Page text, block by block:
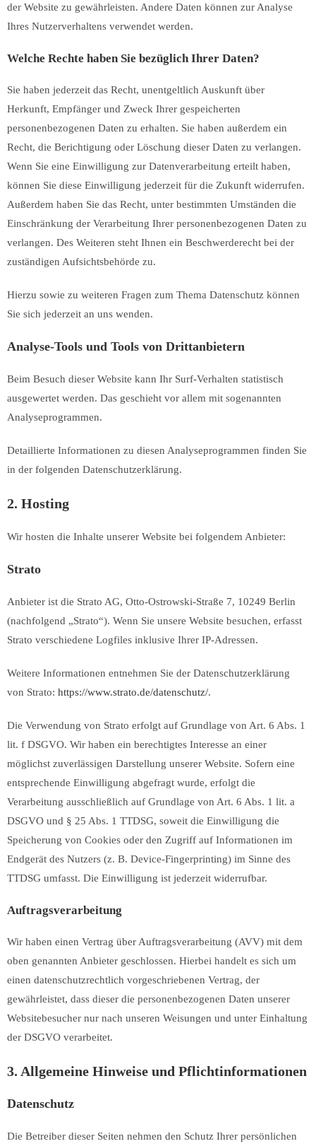
der Website zu gewährleisten. Andere Daten können zur Analyse
Ihres Nutzerverhaltens verwendet werden.
Welche Rechte haben Sie bezüglich Ihrer Daten?
Sie haben jederzeit das Recht, unentgeltlich Auskunft über
Herkunft, Empfänger und Zweck Ihrer gespeicherten
personenbezogenen Daten zu erhalten. Sie haben außerdem ein
Recht, die Berichtigung oder Löschung dieser Daten zu verlangen.
Wenn Sie eine Einwilligung zur Datenverarbeitung erteilt haben,
können Sie diese Einwilligung jederzeit für die Zukunft widerrufen.
Außerdem haben Sie das Recht, unter bestimmten Umständen die
Einschränkung der Verarbeitung Ihrer personenbezogenen Daten zu
verlangen. Des Weiteren steht Ihnen ein Beschwerderecht bei der
zuständigen Aufsichtsbehörde zu.
Hierzu sowie zu weiteren Fragen zum Thema Datenschutz können
Sie sich jederzeit an uns wenden.
Analyse-Tools und Tools von Dritt­anbietern
Beim Besuch dieser Website kann Ihr Surf-Verhalten statistisch
ausgewertet werden. Das geschieht vor allem mit sogenannten
Analyseprogrammen.
Detaillierte Informationen zu diesen Analyseprogrammen finden Sie
in der folgenden Datenschutzerklärung.
2. Hosting
Wir hosten die Inhalte unserer Website bei folgendem Anbieter:
Strato
Anbieter ist die Strato AG, Otto-Ostrowski-Straße 7, 10249 Berlin
(nachfolgend „Strato“). Wenn Sie unsere Website besuchen, erfasst
Strato verschiedene Logfiles inklusive Ihrer IP-Adressen.
Weitere Informationen entnehmen Sie der Datenschutzerklärung
von Strato: https://www.strato.de/datenschutz/.
Die Verwendung von Strato erfolgt auf Grundlage von Art. 6 Abs. 1
lit. f DSGVO. Wir haben ein berechtigtes Interesse an einer
möglichst zuverlässigen Darstellung unserer Website. Sofern eine
entsprechende Einwilligung abgefragt wurde, erfolgt die
Verarbeitung ausschließlich auf Grundlage von Art. 6 Abs. 1 lit. a
DSGVO und § 25 Abs. 1 TTDSG, soweit die Einwilligung die
Speicherung von Cookies oder den Zugriff auf Informationen im
Endgerät des Nutzers (z. B. Device-Fingerprinting) im Sinne des
TTDSG umfasst. Die Einwilligung ist jederzeit widerrufbar.
Auftragsverarbeitung
Wir haben einen Vertrag über Auftragsverarbeitung (AVV) mit dem
oben genannten Anbieter geschlossen. Hierbei handelt es sich um
einen datenschutzrechtlich vorgeschriebenen Vertrag, der
gewährleistet, dass dieser die personenbezogenen Daten unserer
Websitebesucher nur nach unseren Weisungen und unter Einhaltung
der DSGVO verarbeitet.
3. Allgemeine Hinweise und Pflicht­informationen
Datenschutz
Die Betreiber dieser Seiten nehmen den Schutz Ihrer persönlichen